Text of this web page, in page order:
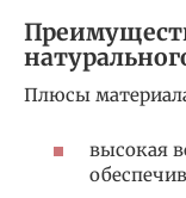
Плюсы
высокая